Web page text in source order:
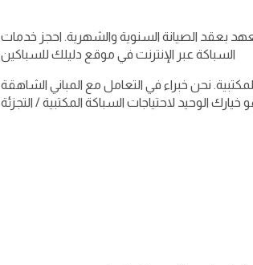
بعقد الصيانة السنوية والشهرية. احجز خدمات
السباكة عبر الإنترنت في موقع دليلك للسباكين
نحن خبراء في التعامل مع المباني الشاهقة